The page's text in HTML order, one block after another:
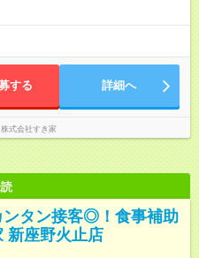
22:00 〇深夜帯 22:00-翌5:00 基
する 詳細へ
株式会社すき家
ンタン接客◎！食事補助
新座野火止店